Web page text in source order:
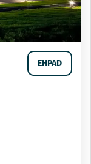
EHPAD